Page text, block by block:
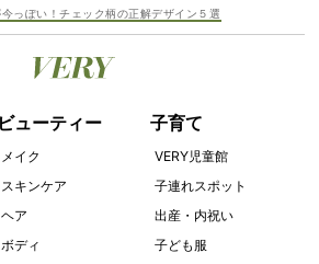
っぽい！チェック柄の正解デザイン５選
ビューティー
メイク
スキンケア
ヘア
ボディ
子育て
VERY児童館
子連れスポット
出産・内祝い
子ども服